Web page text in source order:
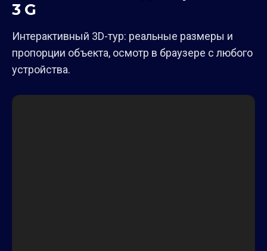
3 G
Интерактивный 3D-тур: реальные размеры и
пропорции объекта, осмотр в браузере с любого
устройства.